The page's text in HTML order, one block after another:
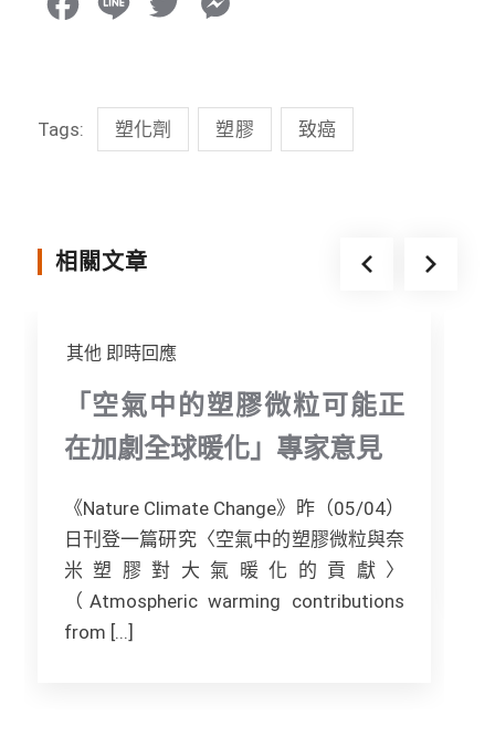
o
e
s
Tags: 塑化劑 塑膠 致癌
相關文章
其他 即時回應
「空氣中的塑膠微粒可能正
在加劇全球暖化」專家意見
《Nature Climate Change》昨（05/04）
日刊登一篇研究〈空氣中的塑膠微粒與奈
米塑膠對大氣暖化的貢獻〉
（Atmospheric warming contributions
from [...]